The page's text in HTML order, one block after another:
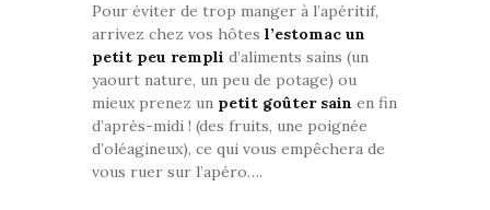
Pour éviter de trop manger à l’apéritif,
arrivez chez vos hôtes l’estomac un
petit peu rempli d’aliments sains (un
yaourt nature, un peu de potage) ou
mieux prenez un petit goûter sain en fin
d’après-midi ! (des fruits, une poignée
d’oléagineux), ce qui vous empêchera de
vous ruer sur l’apéro….